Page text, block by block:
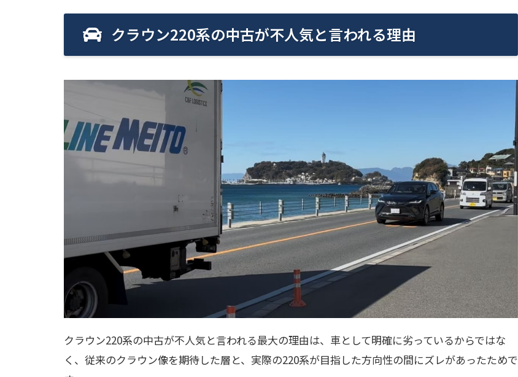
クラウン220系の中古が不人気と言われる理由
クラウン220系の中古が不人気と言われる最大の理由は、車として明確に劣っているからではな
く、従来のクラウン像を期待した層と、実際の220系が目指した方向性の間にズレがあったためで